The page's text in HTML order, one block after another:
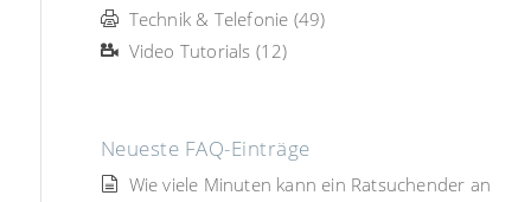
Technik & Telefonie (49)
Video Tutorials (12)
Neueste FAQ-Einträge
Wie viele Minuten kann ein Ratsuchender an